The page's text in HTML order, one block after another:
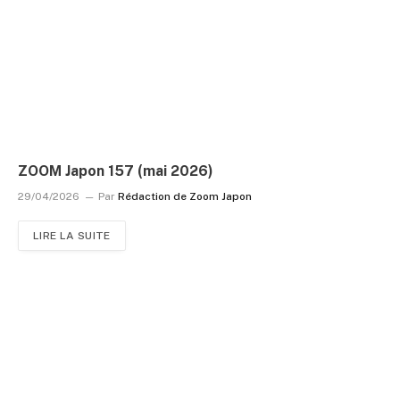
ZOOM Japon 157 (mai 2026)
29/04/2026 Par Rédaction de Zoom Japon
LIRE LA SUITE